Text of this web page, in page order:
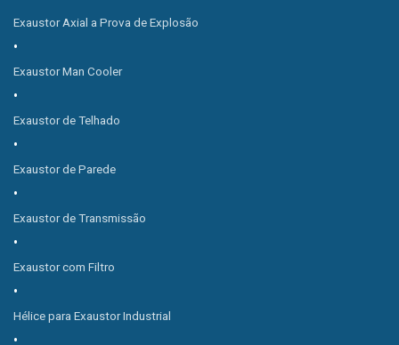
Exaustor Axial a Prova de Explosão
Exaustor Man Cooler
Exaustor de Telhado
Exaustor de Parede
Exaustor de Transmissão
Exaustor com Filtro
Hélice para Exaustor Industrial